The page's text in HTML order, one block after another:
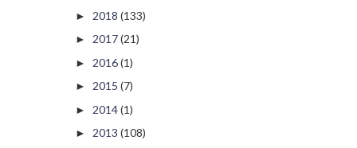
► 2018 (133)
► 2017(21)
► 2016(1)
► 2015 (7)
► 2014(1)
► 2013 (108)